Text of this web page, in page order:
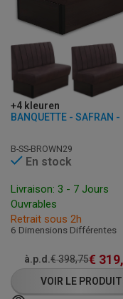
+4 kleuren
B-SS-BROWN29
En stock
Livraison: 3 - 7 Jours
Ouvrables
Retrait sous 2h
6 Dimensions Différentes
à.p.d.€398,75€
VOIR LE PRODUIT